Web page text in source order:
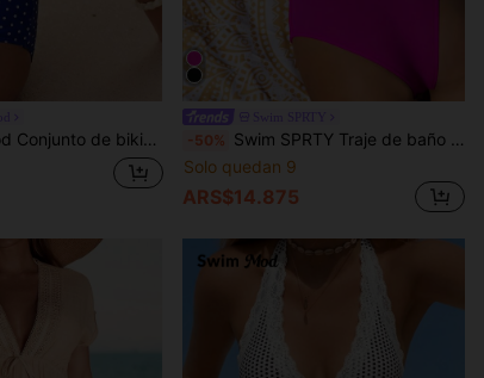
de tirantes con estampado de color aleatorio y shorts de cintura alta para mujer, ideal para vacaciones en la playa -50% Swim SPRTY Traje de baño de una pieza con tirantes halter y espalda descubierta, con rayas de colores, adecuado para la playa y vacaciones, primavera/verano
Solo quedan 9
ARS$14.875